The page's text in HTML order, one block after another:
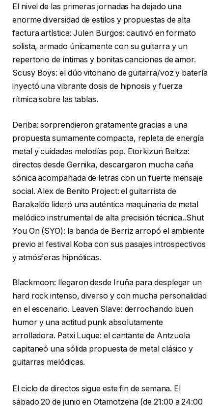
El nivel de las primeras jornadas ha dejado una
enorme diversidad de estilos y propuestas de alta
factura artística: Julen Burgos: cautivó en formato
solista, armado únicamente con su guitarra y un
repertorio de íntimas y bonitas canciones de amor.
Scusy Boys: el dúo vitoriano de guitarra/voz y batería
inyectó una vibrante dosis de hipnosis y fuerza
rítmica sobre las tablas.
Deriba: sorprendieron gratamente gracias a una
propuesta sumamente compacta, repleta de energía
metal y cuidadas melodías pop. Etorkizun Beltza:
directos desde Gernika, descargaron mucha caña
sónica acompañada de letras con un fuerte mensaje
social. Alex de Benito Project: el guitarrista de
Barakaldo lideró una auténtica maquinaria de metal
melódico instrumental de alta precisión técnica..Shut
You On (SYO): la banda de Berriz arropó el ambiente
previo al festival Koba con sus pasajes introspectivos
y atmósferas hipnóticas.
Blackmoon: llegaron desde Iruña para desplegar un
hard rock intenso, diverso y con mucha personalidad
en el escenario. Leaven Slave: derrochando buen
humor y una actitud punk absolutamente
arrolladora. Patxi Luque: el cantante de Antzuola
capitaneó una sólida propuesta de metal clásico y
guitarras melódicas.
El ciclo de directos sigue este fin de semana. El
sábado 20 de junio en Otamotzena (de 21:00 a 24:00